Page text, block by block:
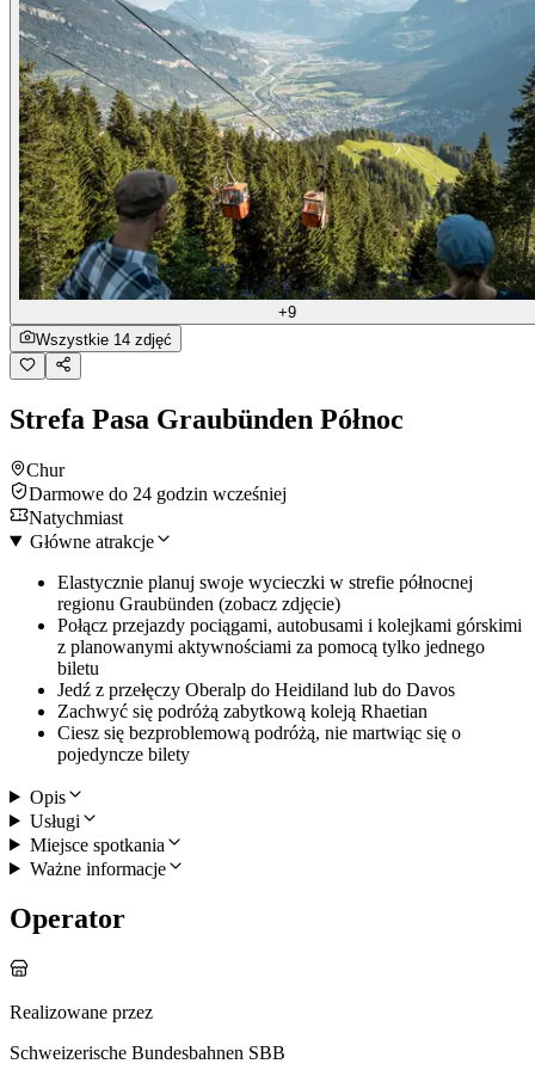
+9
Wszystkie 14 zdjęć
Strefa Pasa Graubünden Północ
Chur
Darmowe do 24 godzin wcześniej
Natychmiast
Główne atrakcje
Elastycznie planuj swoje wycieczki w strefie północnej
regionu Graubünden (zobacz zdjęcie)
Połącz przejazdy pociągami, autobusami i kolejkami górskimi
z planowanymi aktywnościami za pomocą tylko jednego
biletu
Jedź z przełęczy Oberalp do Heidiland lub do Davos
Zachwyć się podróżą zabytkową koleją Rhaetian
Ciesz się bezproblemową podróżą, nie martwiąc się o
pojedyncze bilety
Opis
Usługi
Miejsce spotkania
Ważne informacje
Operator
Realizowane przez
Schweizerische Bundesbahnen SBB